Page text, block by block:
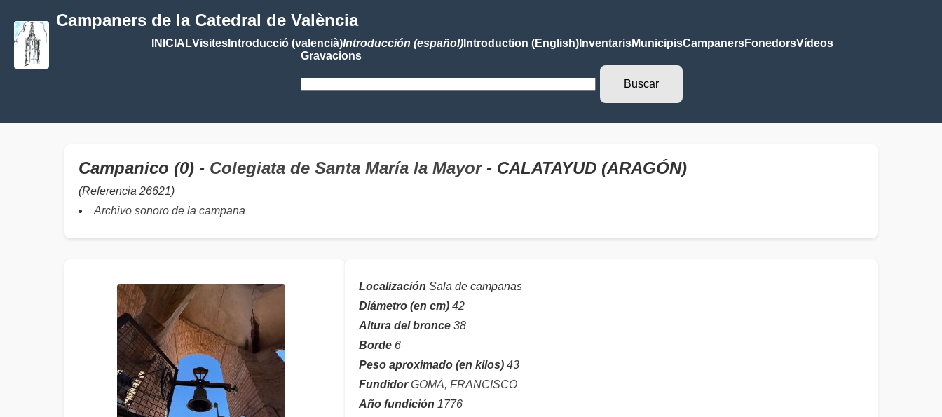
Campaners de la Catedral de València
INICIALVisitesIntroducció (valencià)Introducción (español)Introduction (English)InventarisMunicipisCampanersFonedorsVídeos
Gravacions
Campanico (0) - Colegiata de Santa María la Mayor- CALATAYUD (ARAGÓN)
(Referencia 26621)
Archivo sonoro de la campana
Localización Sala de campanas
Diámetro (en cm) 42
Altura del bronce 38
Borde 6
Peso aproximado (en kilos) 43
Fundidor GOMÀ, FRANCISCO
Año fundición 1776